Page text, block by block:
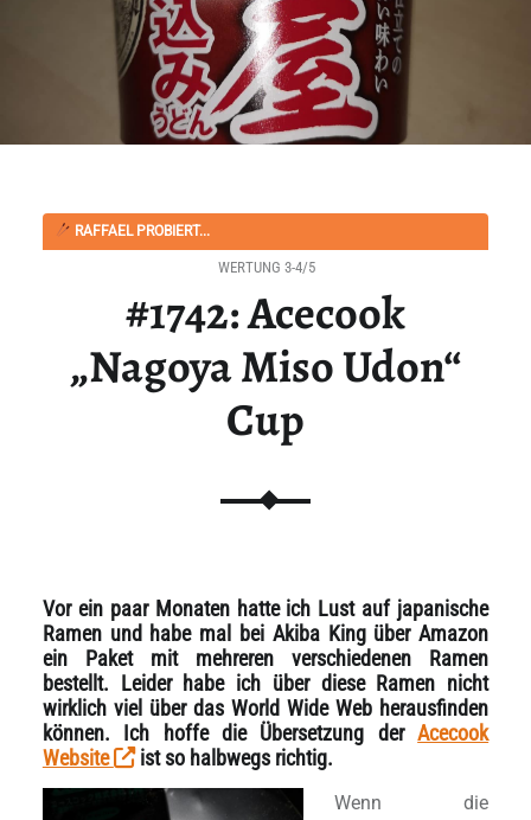
RAFFAEL PROBIERT...
#1742: Acecook
„Nagoya Miso Udon“
Cup
WERTUNG 3-4/5
Vor ein paar Monaten hatte ich Lust auf japanische
Ramen und habe mal bei Akiba King über Amazon
ein Paket mit mehreren verschiedenen Ramen
bestellt. Leider habe ich über diese Ramen nicht
wirklich viel über das World Wide Web herausfinden
können. Ich hoffe die Übersetzung derAcecook
Website
ist so halbwegs richtig.
Wenn die